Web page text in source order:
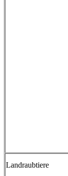
Landraubtiere